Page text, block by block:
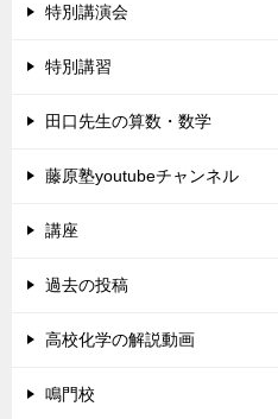
特別講演会
特別講習
田口先生の算数・数学
藤原塾youtubeチャンネル
講座
過去の投稿
高校化学の解説動画
鳴門校